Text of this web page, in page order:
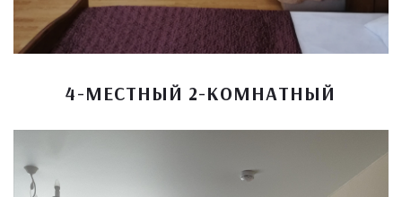
4-МЕСТНЫЙ 2-КОМНАТНЫЙ